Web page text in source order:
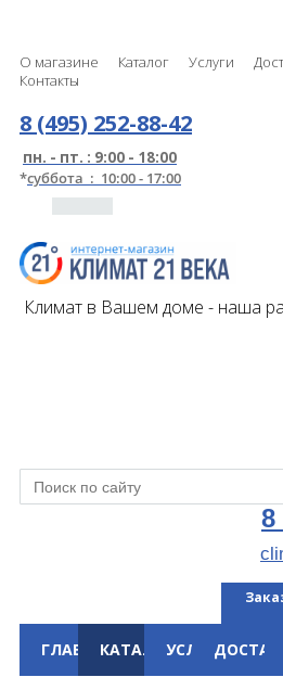
О магазине Каталог Услуги
Контакты
8 (495) 252-88-42
пн. - пт. : 9:00 - 18:00
*суббота : 10:00 - 17:00
Климат в Вашем доме - наша
8
ГЛАВНАЯКАТАЛОГУСЛУГИ